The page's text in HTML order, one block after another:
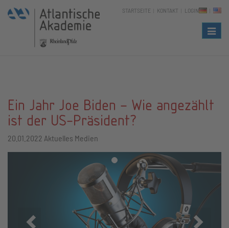
STARTSEITE KONTAKT LOGIN
Ein Jahr Joe Biden – Wie angezählt
ist der US-Präsident?
20.01.2022 Aktuelles Medien
Zurück Vor